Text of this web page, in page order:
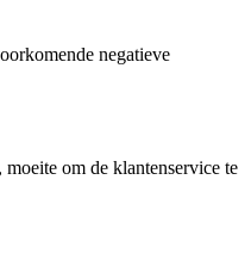
negatieve
om de klantenservice te